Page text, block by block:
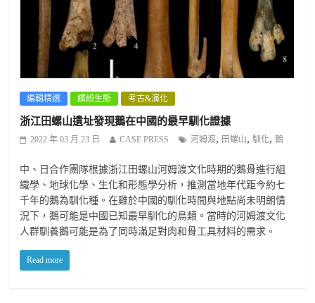
編輯精選 繽紛生態 考古&演化
浙江田螺山遺址發現鵝在中國的最早馴化證據
2022 年 03 月 23 日 CASE PRESS 河姆渡, 田螺山,馴化,鵝
中、日合作團隊根據浙江田螺山河姆渡文化時期的鵝骨進行組
織學、地球化學、生化和形態學分析，推測當地年代距今約七
千年的鵝為馴化種。在雞於中國的馴化時間與地點尚未明朗情
況下，鵝可能是中國已知最早馴化的鳥類。當時的河姆渡文化
人群馴養鵝可能是為了同時滿足對肉和骨工具材料的需求。
Read more